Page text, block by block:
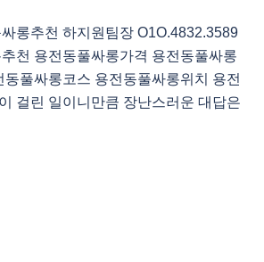
롱추천 하지원팀장 O1O.4832.3589
천 용전동풀싸롱가격 용전동풀싸롱
풀싸롱코스 용전동풀싸롱위치 용전
걸린 일이니만큼 장난스러운 대답은